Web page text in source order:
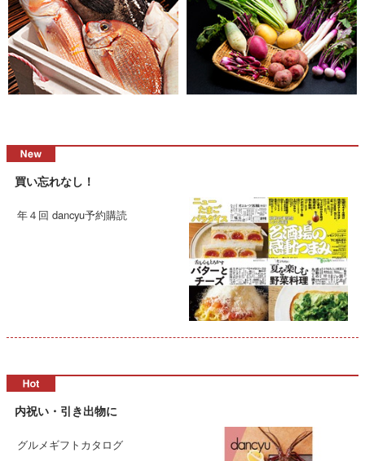
買い忘れなし！
年４回 dancyu予約購読
内祝い・引き出物に
グルメギフトカタログ